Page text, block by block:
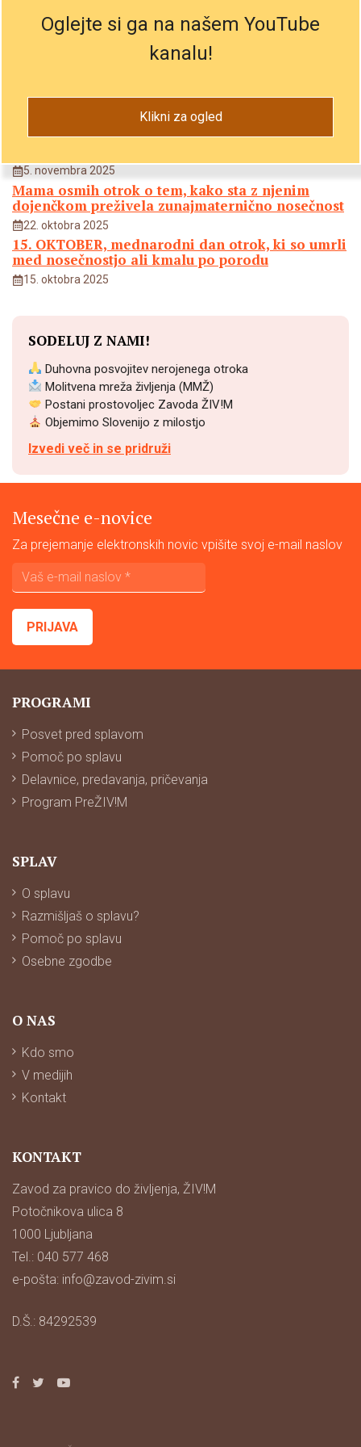
Koncert GLAS ŽIVLJENJA 2026
Evropske komisije o financiranju čezmejnega
splava – Izjava za javnost
5. novembra 2025
Mama osmih otrok o tem, kako sta z njenim
dojenčkom preživela zunajmaternično nosečnost
22. oktobra 2025
15. OKTOBER, mednarodni dan otrok, ki so umrli
med nosečnostjo ali kmalu po porodu
15. oktobra 2025
SODELUJ Z NAMI!
Duhovna posvojitev nerojenega otroka
Molitvena mreža življenja (MMŽ)
Postani prostovoljec Zavoda ŽIV!M
Objemimo Slovenijo z milostjo
Izvedi več in se pridruži
Mesečne e-novice
Za prejemanje elektronskih novic vpišite svoj e-mail naslov
PROGRAMI
Posvet pred splavom
Pomoč po splavu
Delavnice, predavanja, pričevanja
Program PreŽIV!M
SPLAV
O splavu
Razmišljaš o splavu?
Pomoč po splavu
Osebne zgodbe
O NAS
Kdo smo
V medijih
Kontakt
KONTAKT
Zavod za pravico do življenja, ŽIV!M
Potočnikova ulica 8
1000 Ljubljana
Tel.: 040 577 468
e-pošta: info@zavod-zivim.si
D.Š.: 84292539
Oglejte si ga na našem YouTube
kanalu!
Klikni za ogled